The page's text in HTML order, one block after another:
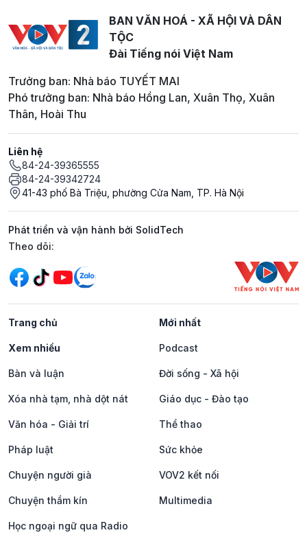
BAN VĂN HOÁ - XÃ HỘI VÀ DÂN
TỘC
Đài Tiếng nói Việt Nam
Trưởng ban: Nhà báo TUYẾT MAI
Phó trưởng ban: Nhà báo Hồng Lan, Xuân Thọ, Xuân
Thân, Hoài Thu
Liên hệ
84-24-39365555
84-24-39342724
41-43 phố Bà Triệu, phường Cửa Nam, TP. Hà Nội
Phát triển và vận hành bởi SolidTech
Mạng xã hội
Theo dõi:
Trang chủ Mới nhất
Xem nhiều Podcast
Bàn và luận Đời sống - Xã hội
Xóa nhà tạm, nhà dột nát Giáo dục - Đào tạo
Văn hóa - Giải trí Thể thao
Pháp luật Sức khỏe
Chuyện người già VOV2 kết nối
Chuyện thầm kín Multimedia
Học ngoại ngữ qua Radio